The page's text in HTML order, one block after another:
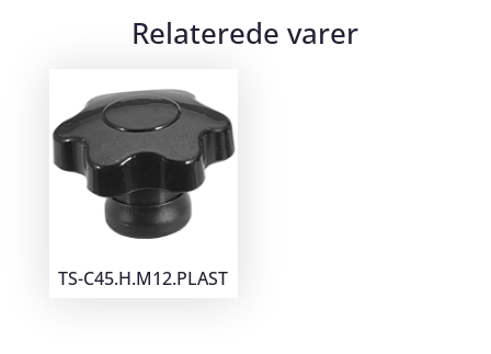
Relaterede varer
TS-C45.H.M12.PLAST